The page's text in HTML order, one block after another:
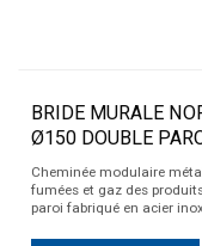
BRIDE MURALE
Ø150 DOUBLE
Cheminée modulaire
fumées et gaz des
paroi fabriqué en acier